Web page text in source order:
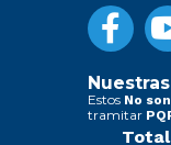
Estos No
tramitar